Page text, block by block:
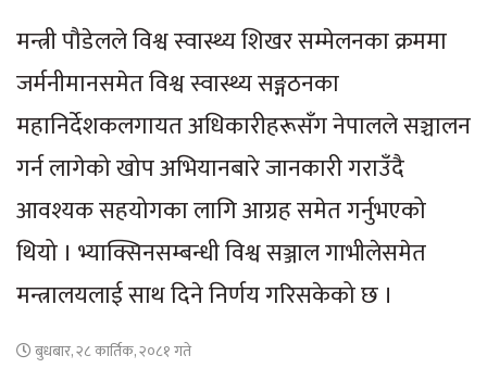
मन्त्री पौडेलले विश्व स्वास्थ्य शिखर सम्मेलनका क्रममा
जर्मनीमानसमेत विश्व स्वास्थ्य सङ्गठनका
महानिर्देशकलगायत अधिकारीहरूसँग नेपालले सञ्चालन
गर्न लागेको खोप अभियानबारे जानकारी गराउँदै
आवश्यक सहयोगका लागि आग्रह समेत गर्नुभएको
थियो । भ्याक्सिनसम्बन्धी विश्व सञ्जाल गाभीलेसमेत
मन्त्रालयलाई साथ दिने निर्णय गरिसकेको छ ।
बुधबार, २८ कार्तिक, २०८१ गते